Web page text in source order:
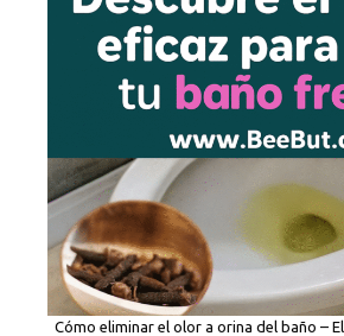
Cómo eliminar el olor a orina del baño –